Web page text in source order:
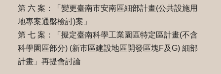
第 六 案：「變更臺南市安南區細部計畫(公共設施用
地專案通盤檢討)案」
第 七 案：「擬定臺南科學工業園區特定區計畫(不含
科學園區部分) (新市區建設地區開發區塊F及G) 細部
計畫」再提會討論